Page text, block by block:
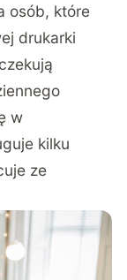
osób, które
drukarki
w
kilku
ze